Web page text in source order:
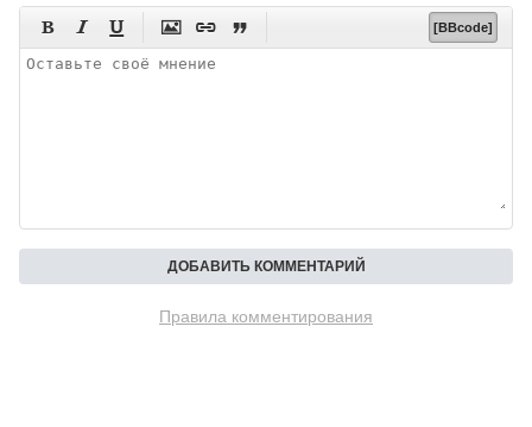
      [BBcode]
Правила комментирования